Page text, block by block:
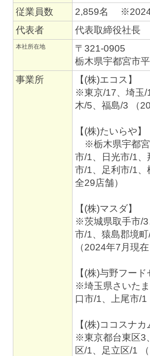
従業員数
2,859名 ※2024
代表者
代表取締役社
本社所在地
〒321-0905
栃木県宇都宮市
事業所
【(株)エコス】
※東京/17、埼玉/
木/5、福島/3 （
【(株)たいらや】
※栃木県宇都宮
市/1、日光市/1
市/1、足利市/1
全29店舗）
【(株)マスダ】
※茨城県取手市/3
市/1、猿島郡境
（2024年7月現
【(株)与野フー
※埼玉県さいた
口市/1、上尾市/
【(株)ココスナ
※東京都台東区3
区/1、足立区/1